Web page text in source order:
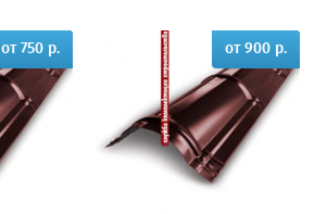
от 750 р. от 900 р.